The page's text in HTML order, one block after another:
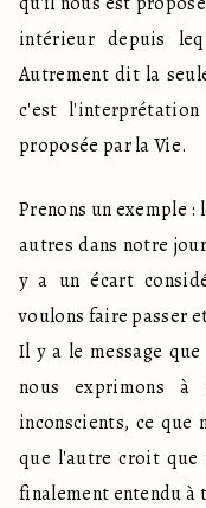
intérieur depuis
Autrement dit la
c'est
proposée par la Vie.
Prenons un exemple
autres dans notre
y a un écart
voulons faire passer
Il y a le message
nous exprimons à
inconscients, ce que
que l'autre croit que
finalement entendu à